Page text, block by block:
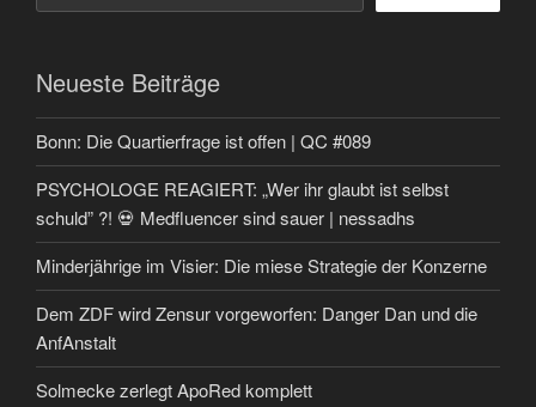
Neueste Beiträge
Bonn: Die Quartierfrage ist offen | QC #089
PSYCHOLOGE REAGIERT: „Wer ihr glaubt ist selbst
schuld” ?! 💀 Medfluencer sind sauer | nessadhs
Minderjährige im Visier: Die miese Strategie der Konzerne
Dem ZDF wird Zensur vorgeworfen: Danger Dan und die
AnfAnstalt
Solmecke zerlegt ApoRed komplett